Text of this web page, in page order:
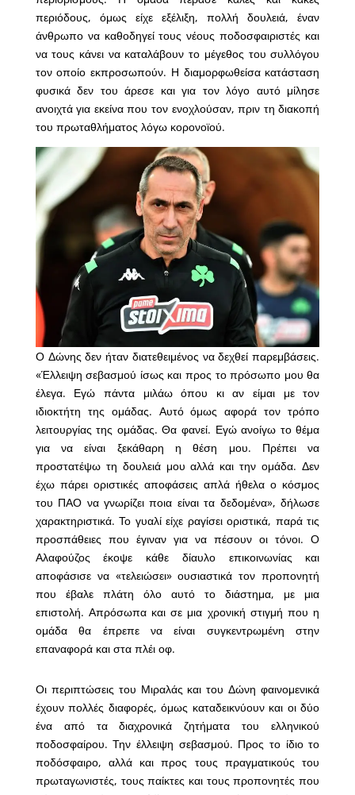
περιόδους, όμως είχε εξέλιξη, πολλή δουλειά, έναν
άνθρωπο να καθοδηγεί τους νέους ποδοσφαιριστές και
να τους κάνει να καταλάβουν το μέγεθος του συλλόγου
τον οποίο εκπροσωπούν. Η διαμορφωθείσα κατάσταση
φυσικά δεν του άρεσε και για τον λόγο αυτό μίλησε
ανοιχτά για εκείνα που τον ενοχλούσαν, πριν τη διακοπή
του πρωταθλήματος λόγω κορονοϊού.
Ο Δώνης δεν ήταν διατεθειμένος να δεχθεί παρεμβάσεις.
«Έλλειψη σεβασμού ίσως και προς το πρόσωπο μου θα
έλεγα. Εγώ πάντα μιλάω όπου κι αν είμαι με τον
ιδιοκτήτη της ομάδας. Αυτό όμως αφορά τον τρόπο
λειτουργίας της ομάδας. Θα φανεί. Εγώ ανοίγω το θέμα
για να είναι ξεκάθαρη η θέση μου. Πρέπει να
προστατέψω τη δουλειά μου αλλά και την ομάδα. Δεν
έχω πάρει οριστικές αποφάσεις απλά ήθελα ο κόσμος
του ΠΑΟ να γνωρίζει ποια είναι τα δεδομένα», δήλωσε
χαρακτηριστικά. Το γυαλί είχε ραγίσει οριστικά, παρά τις
προσπάθειες που έγιναν για να πέσουν οι τόνοι. Ο
Αλαφούζος έκοψε κάθε δίαυλο επικοινωνίας και
αποφάσισε να «τελειώσει» ουσιαστικά τον προπονητή
που έβαλε πλάτη όλο αυτό το διάστημα, με μια
επιστολή. Απρόσωπα και σε μια χρονική στιγμή που η
ομάδα θα έπρεπε να είναι συγκεντρωμένη στην
επαναφορά και στα πλέι οφ.
Οι περιπτώσεις του Μιραλάς και του Δώνη φαινομενικά
έχουν πολλές διαφορές, όμως καταδεικνύουν και οι δύο
ένα από τα διαχρονικά ζητήματα του ελληνικού
ποδοσφαίρου. Την έλλειψη σεβασμού. Προς το ίδιο το
ποδόσφαιρο, αλλά και προς τους πραγματικούς του
πρωταγωνιστές, τους παίκτες και τους προπονητές που